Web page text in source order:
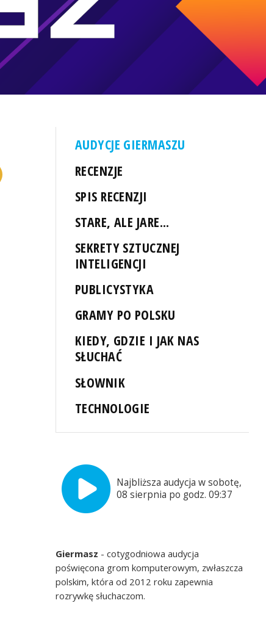
AUDYCJE GIERMASZU
RECENZJE
SPIS RECENZJI
STARE, ALE JARE...
SEKRETY SZTUCZNEJ
INTELIGENCJI
PUBLICYSTYKA
GRAMY PO POLSKU
KIEDY, GDZIE I JAK NAS
SŁUCHAĆ
SŁOWNIK
TECHNOLOGIE
Najbliższa audycja w sobotę,
08 sierpnia po godz. 09:37
Giermasz - cotygodniowa audycja
poświęcona grom komputerowym, zwłaszcza
polskim, która od 2012 roku zapewnia
rozrywkę słuchaczom.